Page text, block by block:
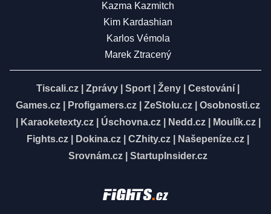
Kazma Kazmitch
Kim Kardashian
Karlos Vémola
Marek Ztracený
Tiscali.cz Zprávy Sport Ženy Cestování
Games.cz
Profigamers.cz ZeStolu.cz
Osobnosti.cz
Karaoketexty.cz| Úschovna.cz| Nedd.cz| Moulík.cz|
Fights.cz
Dokina.cz CZhity.cz Našepeníze.cz
Srovnám.cz
StartupInsider.cz